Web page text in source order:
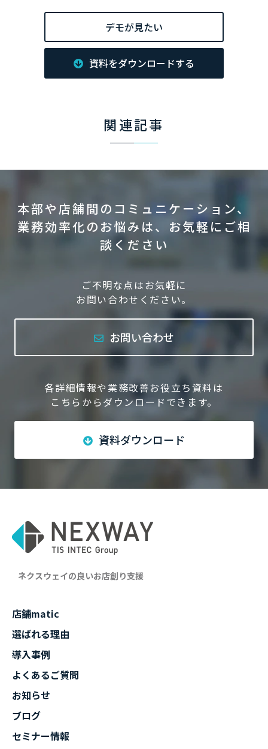
デモが見たい
資料をダウンロードする
関連記事
本部や店舗間のコミュニケーション、
業務効率化のお悩みは、お気軽にご相
談ください
ご不明な点はお気軽に
お問い合わせください。
お問い合わせ
各詳細情報や業務改善お役立ち資料は
こちらからダウンロードできます。
資料ダウンロード
ネクスウェイの良いお店創り支援
店舗matic
選ばれる理由
導入事例
よくあるご質問
お知らせ
ブログ
セミナー情報